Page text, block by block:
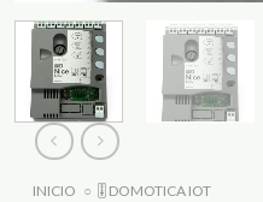
INICIO ○ 🎚️ DOMOTICA IOT